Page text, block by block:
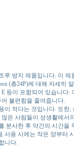
방지 제품입니다. 이
(총24P)에 대해 자세히
등이 포함되어 있습니다
불편함을 줄여줍니다.
적다는 것입니다. 또한
은 사람들이 성생활에서
분사한 후 약간의 시간을
사용 시에는 작은 양부터
니다.